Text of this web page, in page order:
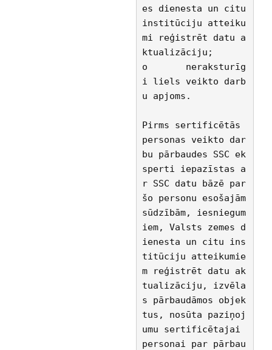
es dienesta un citu
institūciju atteiku
mi reģistrēt datu a
ktualizāciju;
o	neraksturīg
i liels veikto darb
u apjoms.
Pirms sertificētās
personas veikto dar
bu pārbaudes SSC ek
sperti iepazīstas a
r SSC datu bāzē par
šo personu esošajām
sūdzībām, iesniegum
iem, Valsts zemes d
ienesta un citu ins
titūciju atteikumie
m reģistrēt datu ak
tualizāciju, izvēla
s pārbaudāmos objek
tus, nosūta paziņoj
umu sertificētajai
personai par pārbau